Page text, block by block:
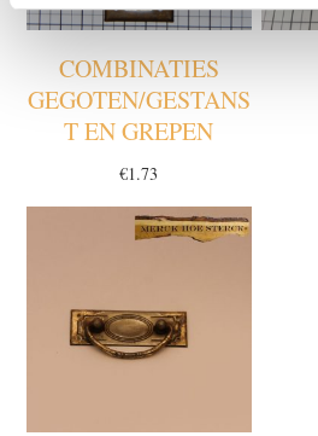
COMBINATIES
GEGOTEN/GESTANS
T EN GREPEN
€1.73